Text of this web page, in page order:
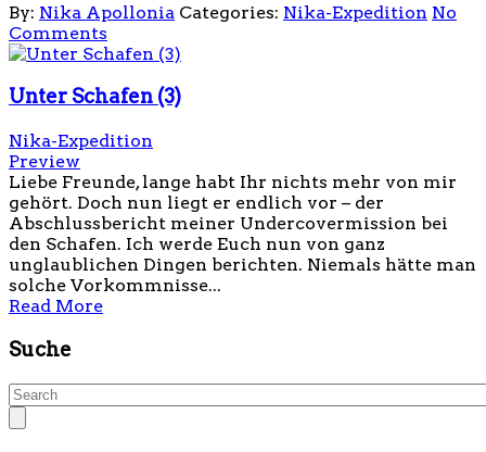
By: Nika Apollonia Categories: Nika-Expedition No
Comments
Unter Schafen (3)
Nika-Expedition
Preview
Liebe Freunde, lange habt Ihr nichts mehr von mir
gehört. Doch nun liegt er endlich vor – der
Abschlussbericht meiner Undercovermission bei
den Schafen. Ich werde Euch nun von ganz
unglaublichen Dingen berichten. Niemals hätte man
solche Vorkommnisse...
Read More
Suche